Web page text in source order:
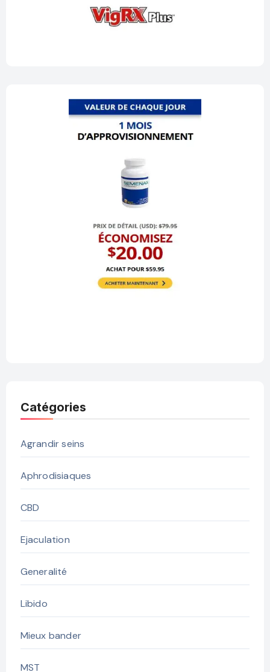
Catégories
Agrandir seins
Aphrodisiaques
CBD
Ejaculation
Generalité
Libido
Mieux bander
MST